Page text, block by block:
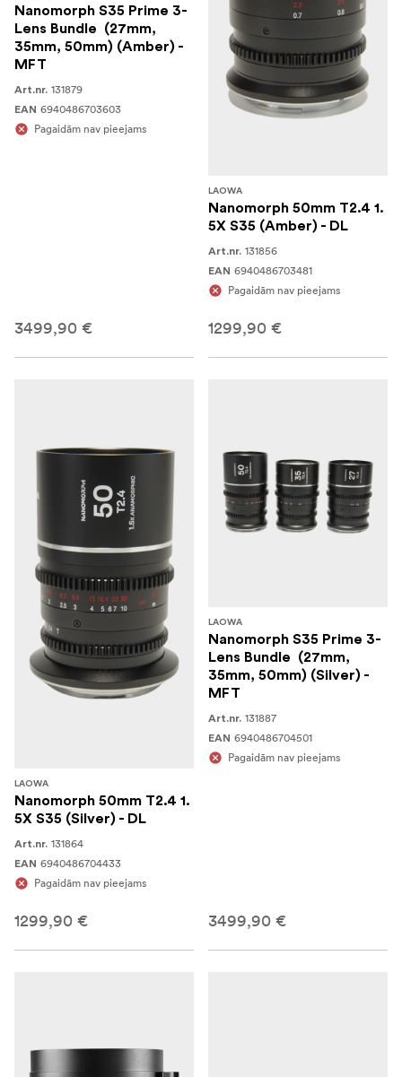
Nanomorph S35 Prime 3-
Lens Bundle (27mm,
35mm, 50mm) (Amber) -
MFT
Art.nr. 131879
EAN 6940486703603
Pagaidām nav pieejams
3499,90 €
LAOWA
Nanomorph 50mm T2.4 1.
5X S35 (Amber) - DL
Art.nr. 131856
EAN 6940486703481
Pagaidām nav pieejams
1299,90 €
LAOWA
Nanomorph 50mm T2.4 1.
5X S35 (Silver) - DL
Art.nr. 131864
EAN 6940486704433
Pagaidām nav pieejams
1299,90 €
LAOWA
Nanomorph S35 Prime 3-
Lens Bundle (27mm,
35mm, 50mm) (Silver) -
MFT
Art.nr. 131887
EAN 6940486704501
Pagaidām nav pieejams
3499,90 €